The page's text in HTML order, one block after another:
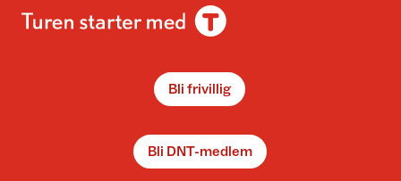
Bli frivillig
Bli DNT-medlem